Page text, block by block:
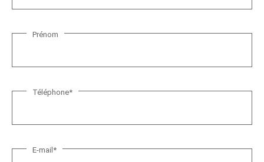
Prénom
Téléphone*
E-mail*